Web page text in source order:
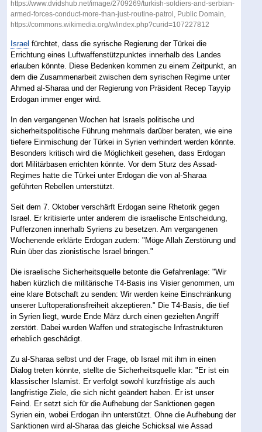
https://www.dvidshub.net/image/2709269/turkish-soldiers-and-serbian-
armed-forces-conduct-more-than-just-routine-patrol, Public Domain,
https://commons.wikimedia.org/w/index.php?curid=107227812
Israel fürchtet, dass die syrische Regierung der Türkei die
Errichtung eines Luftwaffenstützpunktes innerhalb des Landes
erlauben könnte. Diese Bedenken kommen zu einem Zeitpunkt, an
dem die Zusammenarbeit zwischen dem syrischen Regime unter
Ahmed al-Sharaa und der Regierung von Präsident Recep Tayyip
Erdogan immer enger wird.
In den vergangenen Wochen hat Israels politische und
sicherheitspolitische Führung mehrmals darüber beraten, wie eine
tiefere Einmischung der Türkei in Syrien verhindert werden könnte.
Besonders kritisch wird die Möglichkeit gesehen, dass Erdogan
dort Militärbasen errichten könnte. Vor dem Sturz des Assad-
Regimes hatte die Türkei unter Erdogan die von al-Sharaa
geführten Rebellen unterstützt.
Seit dem 7. Oktober verschärft Erdogan seine Rhetorik gegen
Israel. Er kritisierte unter anderem die israelische Entscheidung,
Pufferzonen innerhalb Syriens zu besetzen. Am vergangenen
Wochenende erklärte Erdogan zudem: "Möge Allah Zerstörung und
Ruin über das zionistische Israel bringen."
Die israelische Sicherheitsquelle betonte die Gefahrenlage: "Wir
haben kürzlich die militärische T4-Basis ins Visier genommen, um
eine klare Botschaft zu senden: Wir werden keine Einschränkung
unserer Luftoperationsfreiheit akzeptieren." Die T4-Basis, die tief
in Syrien liegt, wurde Ende März durch einen gezielten Angriff
zerstört. Dabei wurden Waffen und strategische Infrastrukturen
erheblich geschädigt.
Zu al-Sharaa selbst und der Frage, ob Israel mit ihm in einen
Dialog treten könnte, stellte die Sicherheitsquelle klar: "Er ist ein
klassischer Islamist. Er verfolgt sowohl kurzfristige als auch
langfristige Ziele, die sich nicht geändert haben. Er ist unser
Feind. Er setzt sich für die Aufhebung der Sanktionen gegen
Syrien ein, wobei Erdogan ihn unterstützt. Ohne die Aufhebung der
Sanktionen wird al-Sharaa das gleiche Schicksal wie Assad